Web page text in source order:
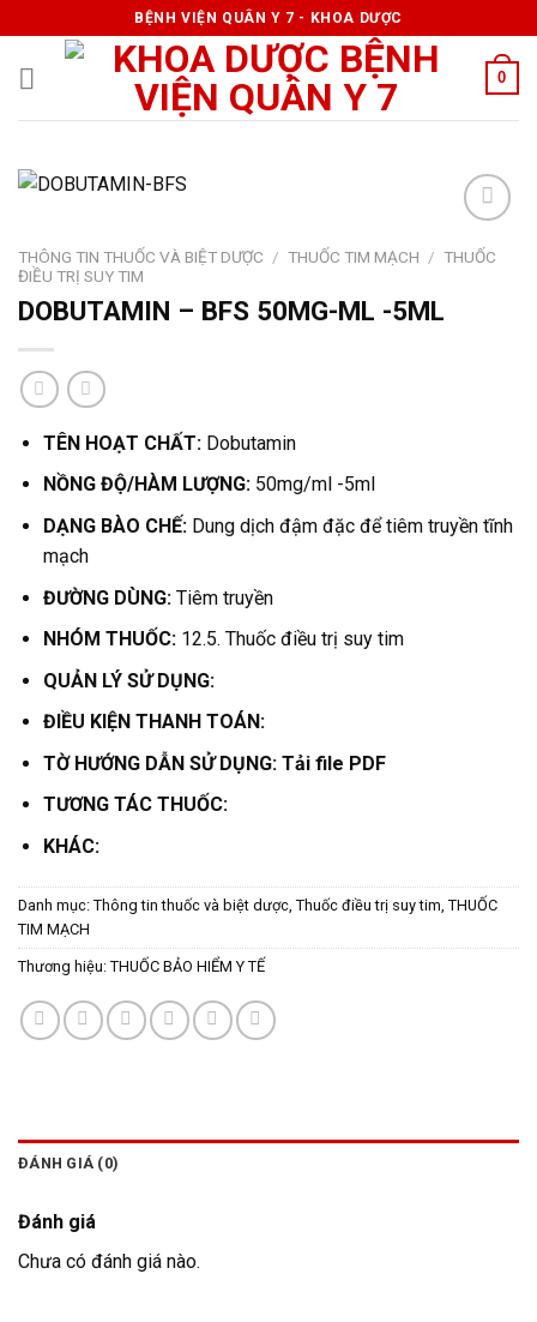
to
content
BỆNH VIỆN QUÂN Y 7 - KHOA DƯỢC
0
THÔNG TIN THUỐC VÀ BIỆT DƯỢC / THUỐC TIM MẠCH / THUỐC
ĐIỀU TRỊ SUY TIM
DOBUTAMIN – BFS 50MG-ML -5ML
TÊN HOẠT CHẤT:Dobutamin
NỒNG ĐỘ/HÀM LƯỢNG:50mg/ml -5ml
DẠNG BÀO CHẾ:Dung dịch đậm đặc để tiêm truyền tĩnh
mạch
ĐƯỜNG DÙNG:Tiêm truyền
NHÓM THUỐC:12.5. Thuốc điều trị suy tim
QUẢN LÝ SỬ DỤNG:
ĐIỀU KIỆN THANH TOÁN:
TỜ HƯỚNG DẪN SỬ DỤNG: Tải file PDF
TƯƠNG TÁC THUỐC:
KHÁC:
Danh mục: Thông tin thuốc và biệt dược Thuốc điều trị suy tim THUỐC
TIM MẠCH
Thương hiệu: THUỐC BẢO HIỂM Y TẾ
ĐÁNH GIÁ (0)
Đánh giá
Chưa có đánh giá nào.